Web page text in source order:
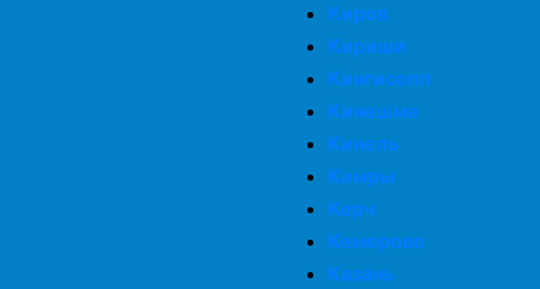
Киров
Кириши
Кингисепп
Кинешма
Кинель
Кимры
Керч
Кемерово
Казань